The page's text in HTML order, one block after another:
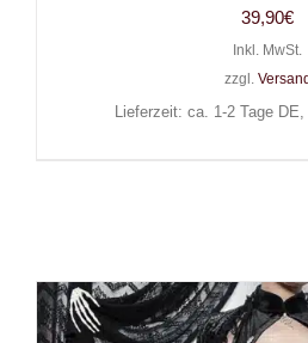
39,90€
Inkl. MwSt.
zzgl. Versand
Lieferzeit: ca. 1-2 Tage